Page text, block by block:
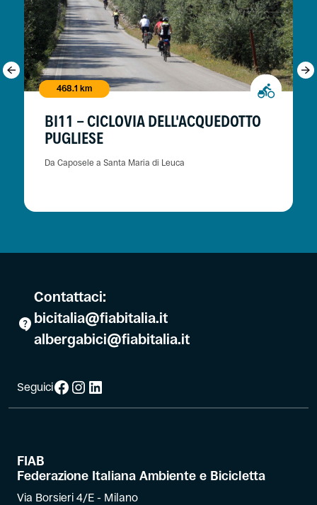
468.1 km
BI11 - CICLOVIA DELL'ACQUEDOTTO
PUGLIESE
Da Caposele a Santa Maria di Leuca
Contattaci:
bicitalia@fiabitalia.it
albergabici@fiabitalia.it
SeguiciFacebook
Instagram
LinkedIn
FIAB
Federazione Italiana Ambiente e Bicicletta
Via Borsieri 4/E - Milano